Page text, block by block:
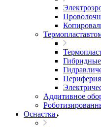
Периферия
Аддитивное
Оснастка